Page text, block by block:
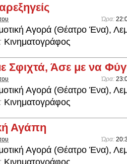
Ώρα:
Αγορά (Θέατρο Ένα),
Κινηματογράφος
Σφιχτά, Άσε με να
Ώρα:
Αγορά (Θέατρο Ένα),
Κινηματογράφος
Αγάπη
Ώρα:
Αγορά (Θέατρο Ένα),
Κινηματογράφος